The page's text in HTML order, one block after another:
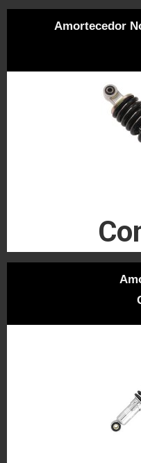
Amortecedor